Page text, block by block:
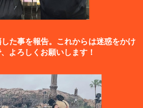
た事を報告。これからは迷惑をかけ
よろしくお願いします！